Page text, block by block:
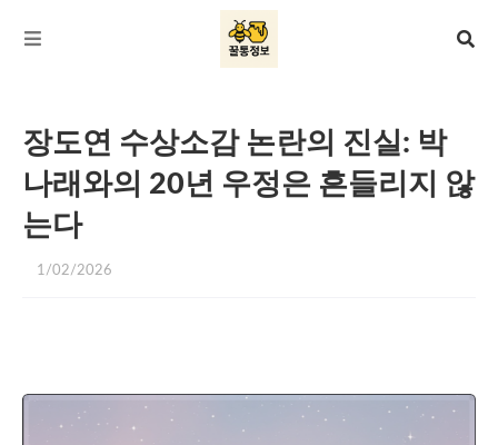
장도연 수상소감 논란의 진실: 박
나래와의 20년 우정은 흔들리지 않
는다
1/02/2026